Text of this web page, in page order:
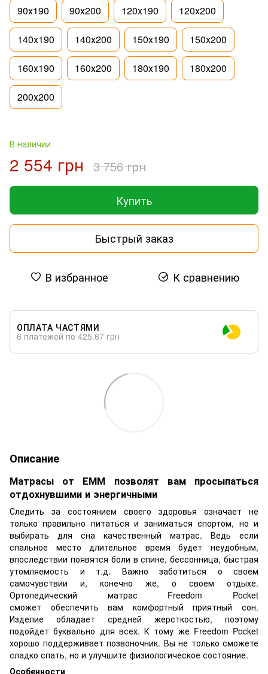
90х190 90х200 120х190 120х200
140х190 140х200 150х190 150х200
160х190 160х200 180х190 180х200
200х200
В наличии
2 554 грн 3 756 грн
Купить
Быстрый заказ
В избранное К сравнению
ОПЛАТА ЧАСТЯМИ
6 платежей по 425.67 грн
Описание
Матрасы от ЕММ позволят вам просыпаться
отдохнувшими и энергичными
Следить за состоянием своего здоровья означает не
только правильно питаться и заниматься спортом, но и
выбирать для сна качественный матрас. Ведь если
спальное место длительное время будет неудобным,
впоследствии появятся боли в спине, бессонница, быстрая
утомляемость и т.д. Важно заботиться о своем
самочувствии и, конечно же, о своем отдыхе.
Ортопедический матрас Freedom Pocket
сможет обеспечить вам комфортный приятный сон.
Изделие обладает средней жерсткостью, поэтому
подойдет буквально для всех. К тому же Freedom Pocket
хорошо поддерживает позвоночник. Вы не только сможете
сладко спать, но и улучшите физиологическое состояние.
Особенности